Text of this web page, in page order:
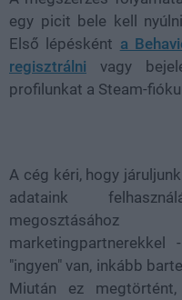
egy picit bele kell
Első lépésként a
regisztrálni vagy
profilunkat a Steam-
A cég kéri, hogy
adataink
megosztásához
"ingyen" van, inkább
Miután ez